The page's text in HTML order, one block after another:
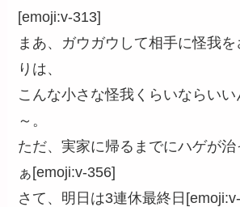
[emoji:v-313]
まあ、ガウガウして相手に怪我を
りは、
こんな小さな怪我くらいならい
～。
ただ、実家に帰るまでにハゲが
ぁ[emoji:v-356]
さて、明日は3連休最終日